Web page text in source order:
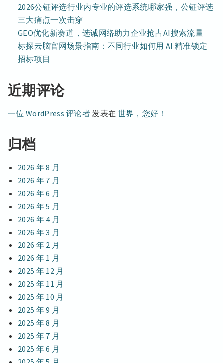
2026公钲评选行业内专业的评选系统哪家强，公钲评选
三大痛点一次击穿
GEO优化新赛道，选诚网络助力企业抢占AI搜索流量
标探云脑官网场景指南：不同行业如何用 AI 精准锁定
招标项目
近期评论
一位 WordPress 评论者 发表在 世界，您好！
归档
2026 年 8 月
2026 年 7 月
2026 年 6 月
2026 年 5 月
2026 年 4 月
2026 年 3 月
2026 年 2 月
2026 年 1 月
2025 年 12 月
2025 年 11 月
2025 年 10 月
2025 年 9 月
2025 年 8 月
2025 年 7 月
2025 年 6 月